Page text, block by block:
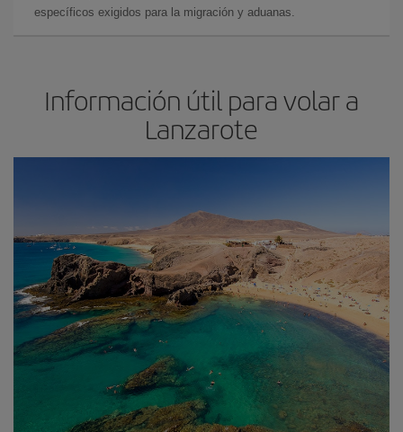
específicos exigidos para la migración y aduanas.
Información útil para volar a
Lanzarote